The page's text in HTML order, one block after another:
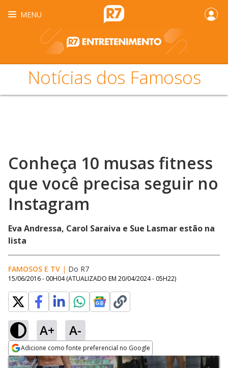
MENU
Notícias dos Famosos
Conheça 10 musas fitness
que você precisa seguir no
Instagram
Eva Andressa, Carol Saraiva e Sue Lasmar estão na
lista
FAMOSOS E TV | Do R7
15/06/2016 - 00H04 (ATUALIZADO EM 20/04/2024 - 05H22)
A+ A-
Adicione como fonte preferencial no Google
Opens in new window